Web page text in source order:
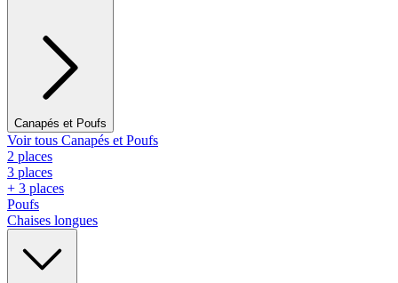
Canapés et Poufs
Voir tous Canapés et Poufs
2 places
3 places
+ 3 places
Poufs
Chaises longues